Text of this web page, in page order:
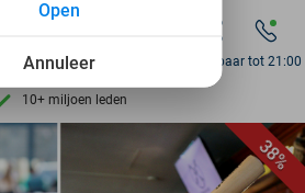
9,4 op basis van206.330 reviews
Ontdek 15.000+ deals
Bereikbaar tot 21:00
38%
Annuleer
Open